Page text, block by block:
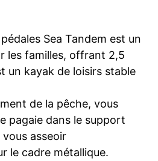
Sea Tandem est un
les familles, offrant 2,5
un kayak de loisirs stable
de la pêche, vous
pagaie dans le support
asseoir
le cadre métallique.